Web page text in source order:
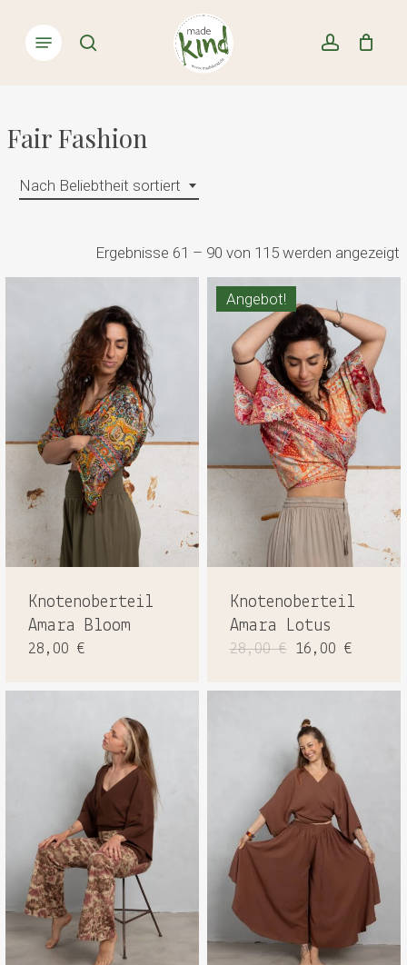
main
account
Menu
Cart Close
Cart
Fair Fashion
Nach Beliebtheit sortiert
Ergebnisse 61 – 90 von 115 werden angezeigt
Knotenoberteil
Amara Bloom
28,00 €
Angebot!
Knotenoberteil
Amara Lotus
28,00€ Ursprünglicher
16,00 €